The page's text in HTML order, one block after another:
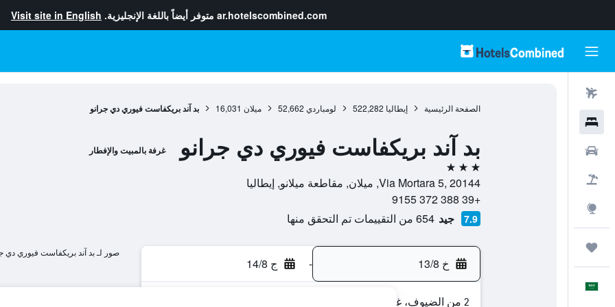
ar.hotelscombined.com متوفر أيضاً باللغة الإنجليزية. Visit site in English
الصفحة الرئيسية إيطاليا 522,282 لومباردي 52,662 ميلان 16,031 بد آند بريكفاست فيوري دي جرانو
بد آند بريكفاست فيوري دي جرانو غرفة بالمبيت والإفطار
3 نجوم
Via Mortara 5, 20144, ميلان, مقاطعة ميلانو, إيطاليا
+39 388 372 9155
7.9 جيد 654 من التقييمات تم التحقق منها
خ 13/8 - ج 14/8
2 من الضيوف، غرفة واحدة
صور لـ بد آند بريكفاست فيوري دي